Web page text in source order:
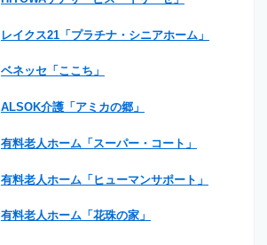
レイクス21「プラチナ・シニアホーム」
ベネッセ「ここち」
ALSOK介護「アミカの郷」
有料老人ホーム「スーパー・コート」
有料老人ホーム「ヒューマンサポート」
有料老人ホーム「花珠の家」